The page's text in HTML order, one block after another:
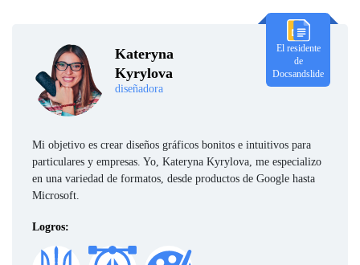
Kateryna
Kyrylova
diseñadora
El residente
de
Docsandslide
Mi objetivo es crear diseños gráficos bonitos e intuitivos para
particulares y empresas. Yo, Kateryna Kyrylova, me especializo
en una variedad de formatos, desde productos de Google hasta
Microsoft.
Logros: